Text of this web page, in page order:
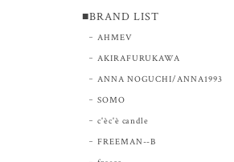
■BRAND LIST
AHMEV
AKIRAFURUKAWA
ANNA NOGUCHI/ANNA1993
SOMO
c'èc'è candle
FREEMAN--B